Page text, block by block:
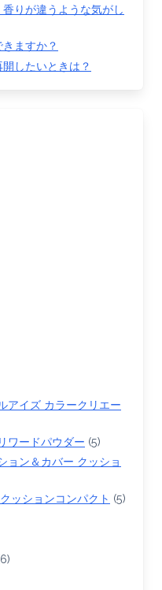
りが違うような気がし
ますか？
したいときは？
アイズ カラークリエー
ワードパウダー (5)
ョン＆カバー クッショ
ッションコンパクト (5)